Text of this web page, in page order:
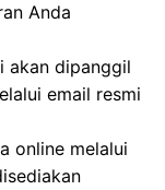
Anda
akan dipanggil
email resmi
online melalui